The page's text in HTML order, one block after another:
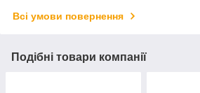
Всі умови повернення
Подібні товари компанії